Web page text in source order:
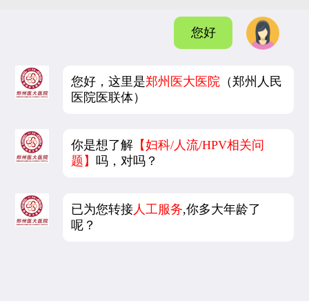
您好
您好，这里是郑州医大医院 （郑州人民
医院医联体）
你是想了解 【妇科/人流/HPV相关问
题】吗，对吗？
已为您转接 人工服务,你多大年龄了
呢？